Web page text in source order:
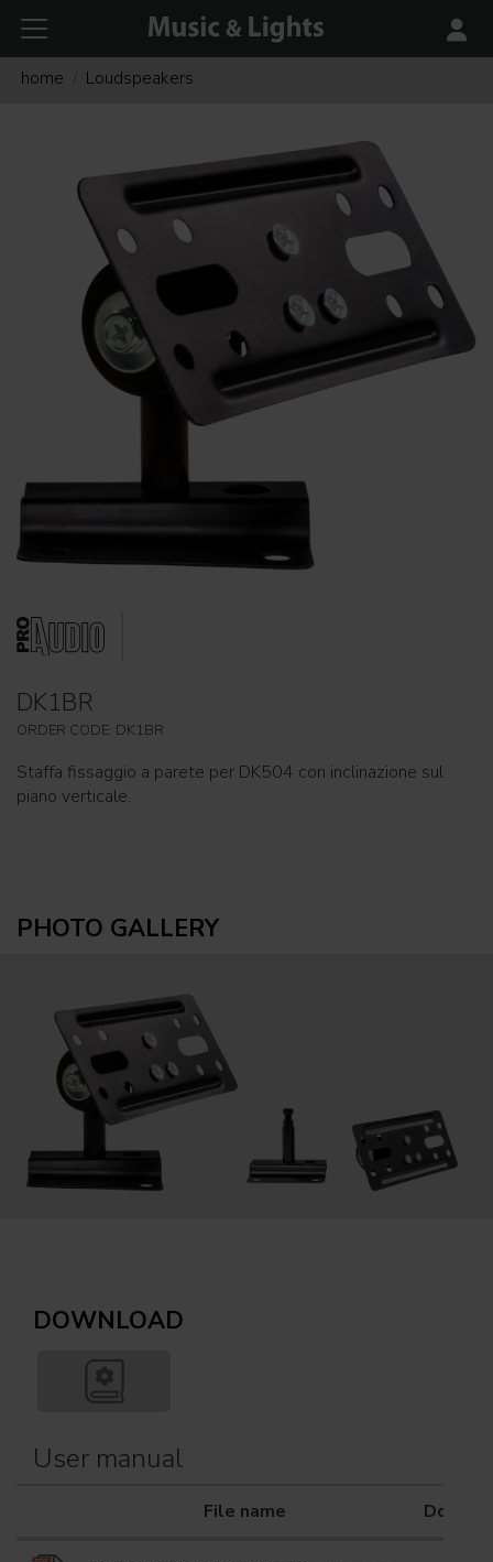
home Loudspeakers
DK1BR
ORDER CODE: DK1BR
Staffa fissaggio a parete per DK504 con inclinazione sul
piano verticale.
PHOTO GALLERY
DOWNLOAD
User manual
File name